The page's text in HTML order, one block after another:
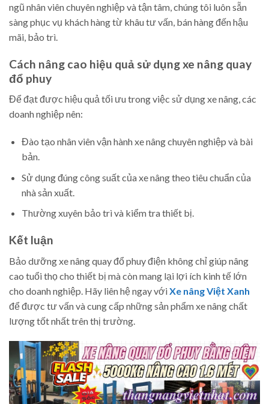
ngũ nhân viên chuyên nghiệp và tận tâm, chúng tôi luôn sẵn
sàng phục vụ khách hàng từ khâu tư vấn, bán hàng đến hậu
mãi, bảo trì.
Cách nâng cao hiệu quả sử dụng xe nâng quay
đổ phuy
Để đạt được hiệu quả tối ưu trong việc sử dụng xe nâng, các
doanh nghiệp nên:
Đào tạo nhân viên vận hành xe nâng chuyên nghiệp và bài
bản.
Sử dụng đúng công suất của xe nâng theo tiêu chuẩn của
nhà sản xuất.
Thường xuyên bảo trì và kiểm tra thiết bị.
Kết luận
Bảo dưỡng xe nâng quay đổ phuy điện không chỉ giúp nâng
cao tuổi thọ cho thiết bị mà còn mang lại lợi ích kinh tế lớn
cho doanh nghiệp. Hãy liên hệ ngay vớiXe nâng Việt Xanh
để được tư vấn và cung cấp những sản phẩm xe nâng chất
lượng tốt nhất trên thị trường.